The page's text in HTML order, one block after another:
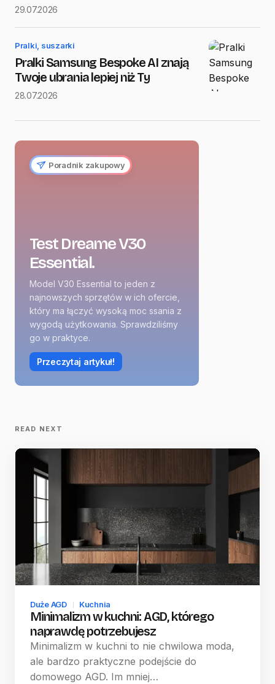
29.07.2026
Pralki, suszarki
Pralki Samsung Bespoke AI znają
Twoje ubrania lepiej niż Ty
28.07.2026
Poradnik zakupowy
Test Dreame V30
Essential.
Model V30 Essential to jeden z
najnowszych sprzętów w ich ofercie,
który ma łączyć wysoką moc ssania z
wygodą użytkowania. Sprawdziliśmy
go w praktyce.
Przeczytaj artykuł!
READ NEXT
Duże AGD Kuchnia
Minimalizm w kuchni: AGD, którego
naprawdę potrzebujesz
Minimalizm w kuchni to nie chwilowa moda,
ale bardzo praktyczne podejście do
domowego AGD. Im mniej…